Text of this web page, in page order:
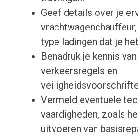
Geef details over je
type ladingen dat je
Benadruk je kennis van
verkeersregels en
Vermeld eventuele
vaardigheden, zoals
uitvoeren van